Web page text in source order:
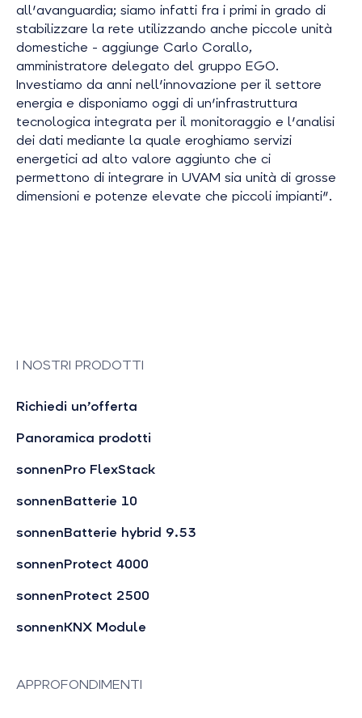
all'avanguardia; siamo infatti fra i primi in grado di
stabilizzare la rete utilizzando anche piccole unità
domestiche - aggiunge Carlo Corallo,
amministratore delegato del gruppo EGO.
Investiamo da anni nell'innovazione per il settore
energia e disponiamo oggi di un'infrastruttura
tecnologica integrata per il monitoraggio e l'analisi
dei dati mediante la quale eroghiamo servizi
energetici ad alto valore aggiunto che ci
permettono di integrare in UVAM sia unità di grosse
dimensioni e potenze elevate che piccoli impianti".
I NOSTRI PRODOTTI
Richiedi un’offerta
Panoramica prodotti
sonnenPro FlexStack
sonnenBatterie 10
sonnenBatterie hybrid 9.53
sonnenProtect 4000
sonnenProtect 2500
sonnenKNX Module
APPROFONDIMENTI